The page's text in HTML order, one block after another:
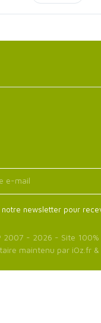
newsletter pour
2007 - 2026 - Site
maintenu par iOz.fr &